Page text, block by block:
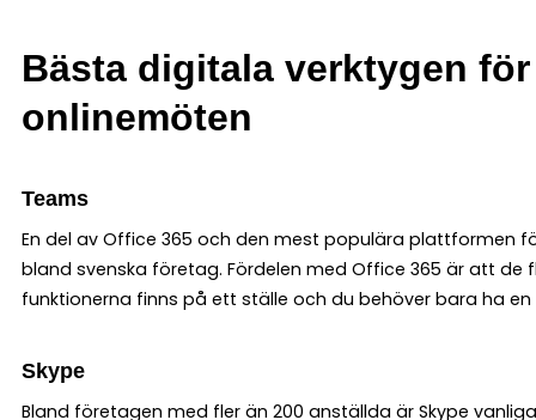
Bästa digitala verktygen för
onlinemöten
Teams
En del av Office 365 och den mest populära plattformen
bland svenska företag. Fördelen med Office 365 är att de
funktionerna finns på ett ställe och du behöver bara ha en
Skype
Bland företagen med fler än 200 anställda är Skype